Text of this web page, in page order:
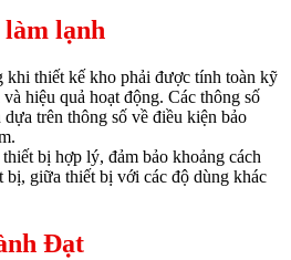
lạnh
khi thiết kế kho phải được tính toàn kỹ
hiệu quả hoạt động. Các thông số
trên thông số về điều kiện bảo
bị hợp lý, đảm bảo khoảng cách
bị, giữa thiết bị với các độ dùng khác
Đạt